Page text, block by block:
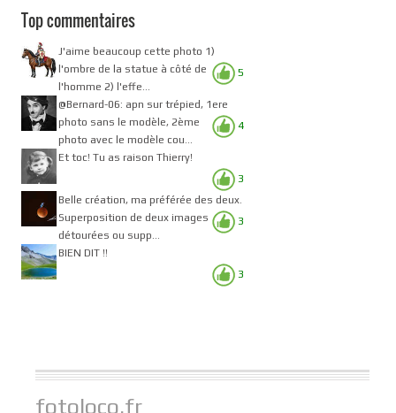
Top commentaires
5
J'aime beaucoup cette photo 1)
l'ombre de la statue à côté de
l'homme 2) l'effe...
4
@Bernard-06: apn sur trépied, 1ere
photo sans le modèle, 2ème
photo avec le modèle cou...
3
Et toc! Tu as raison Thierry!
3
Belle création, ma préférée des deux.
Superposition de deux images
détourées ou supp...
3
BIEN DIT !!
fotoloco.fr